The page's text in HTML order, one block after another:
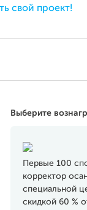
свой проект!
Выберите
Первые 100
корректор
специальной
скидкой 60 %